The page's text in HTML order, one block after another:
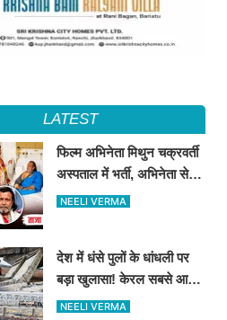
LATEST
फिल्म अभिनेता मिथुन चक्रवर्ती
अस्पताल में भर्ती, अभिनेता से
मिले CM शुभेंदु अधिकारी
NEELI VERMA
देश में धंसे पुलों के धांधली पर
बड़ा खुलासा! केरल सबसे आगे,
तेलंगाना में ठेकेदार पर ₹134
NEELI VERMA